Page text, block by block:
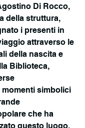
Di Rocco,
della struttura,
i presenti in
attraverso le
della nascita e
Biblioteca,
simbolici
che ha
questo luogo.